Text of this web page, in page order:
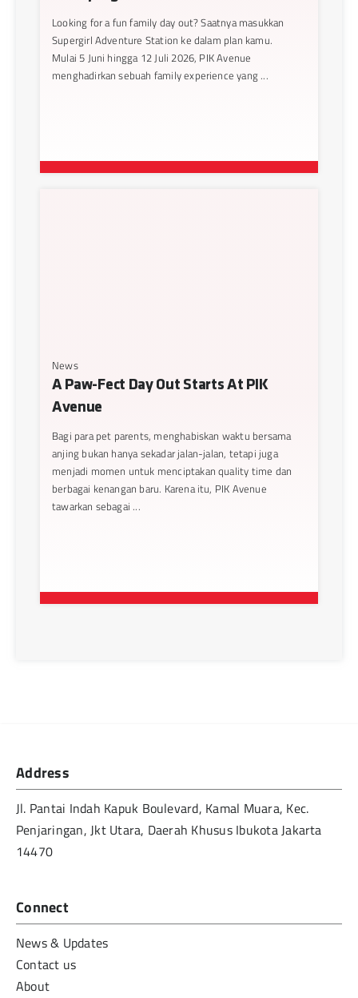
Looking for a fun family day out? Saatnya masukkan
Supergirl Adventure Station ke dalam plan kamu.
Mulai 5 Juni hingga 12 Juli 2026, PIK Avenue
menghadirkan sebuah family experience yang ...
News
A Paw-Fect Day Out Starts At PIK
Avenue
Bagi para pet parents, menghabiskan waktu bersama
anjing bukan hanya sekadar jalan-jalan, tetapi juga
menjadi momen untuk menciptakan quality time dan
berbagai kenangan baru. Karena itu, PIK Avenue
tawarkan sebagai ...
Address
Jl. Pantai Indah Kapuk Boulevard, Kamal Muara, Kec.
Penjaringan, Jkt Utara, Daerah Khusus Ibukota Jakarta
14470
Connect
News & Updates
Contact us
About